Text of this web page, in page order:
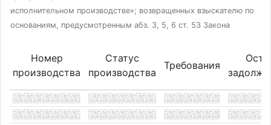
исполнительном производстве»; возвращенных взыскателю по
основаниям, предусмотренным абз. 3, 5, 6 ст. 53 Закона
Номер
производства
Статус
производства
Требования